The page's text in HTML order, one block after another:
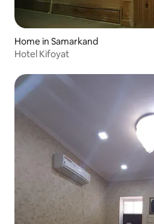
Home in Samarkand
Hotel Kifoyat